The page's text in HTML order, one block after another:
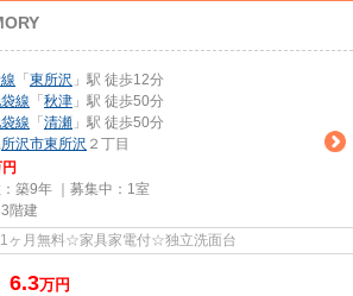
「 東所沢 」駅 徒歩12分
線 「 秋津 」駅 徒歩50分
線 「 清瀬 」駅 徒歩50分
所沢市東所沢 ２丁目
築9年 ｜募集中： 1室
階建
月無料☆家具家電付☆独立洗面台
6.3万円